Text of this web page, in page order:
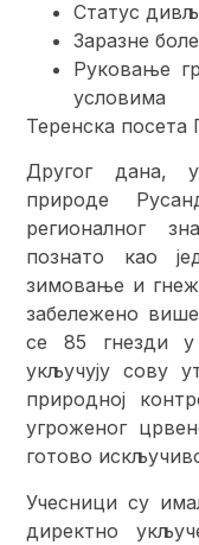
Статус
Заразне
Руковање
условима
Теренска
Другог дана,
природе
регионалног
познато као
зимовање и
забележено
се 85 гнезди
укључују сову
природној
угроженог
готово
Учесници су
директно